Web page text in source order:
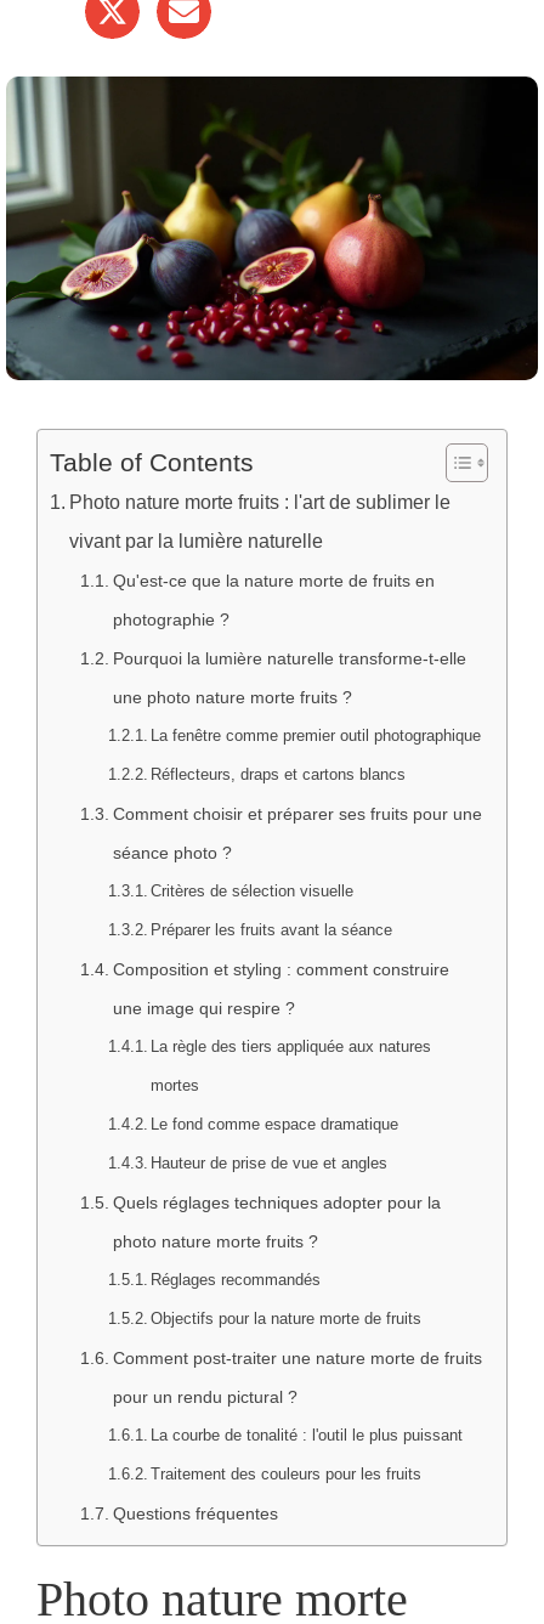
Table of Contents
Photo nature morte fruits : l'art de sublimer le
vivant par la lumière naturelle
Qu'est-ce que la nature morte de fruits en
photographie ?
Pourquoi la lumière naturelle transforme-t-elle
une photo nature morte fruits ?
La fenêtre comme premier outil photographique
Réflecteurs, draps et cartons blancs
Comment choisir et préparer ses fruits pour une
séance photo ?
Critères de sélection visuelle
Préparer les fruits avant la séance
Composition et styling : comment construire
une image qui respire ?
La règle des tiers appliquée aux natures
mortes
Le fond comme espace dramatique
Hauteur de prise de vue et angles
Quels réglages techniques adopter pour la
photo nature morte fruits ?
Réglages recommandés
Objectifs pour la nature morte de fruits
Comment post-traiter une nature morte de fruits
pour un rendu pictural ?
La courbe de tonalité : l'outil le plus puissant
Traitement des couleurs pour les fruits
Questions fréquentes
Photo nature morte